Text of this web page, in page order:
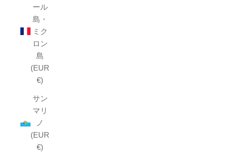
ール
島・
ミク
ロン
島
(EUR
€)
サン
マリ
ノ
(EUR
€)